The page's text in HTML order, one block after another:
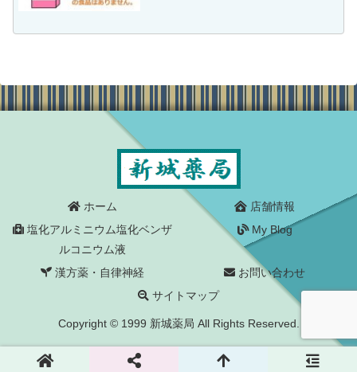
民間施設における試験等の実施も困難な
ホーム
店舗情報
塩化アルミニウム塩化ベンザ
ルコニウム液
My Blog
漢方薬・自律神経
お問い合わせ
サイトマップ
Copyright © 1999 新城薬局 All Rights Reserved.